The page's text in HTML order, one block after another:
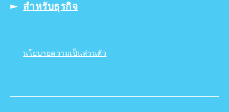
สำหรับธุรกิจ
นโยบายความเป็นส่วนตัว